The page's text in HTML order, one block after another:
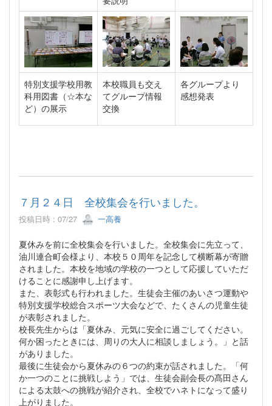
特別支援学校用教
科用図書（☆本な
ど）の展示
本校職員も交え
てグループ情報
交換
各グループより
感想発表
７月２４日 全校集会を行いました。
投稿日時 : 07/27 一高養
夏休みを前に全校集会を行いました。全校集会に先立って、
油川連合町会様より、本校５０周年を記念して横断幕が寄贈
されました。本校を地域の学校の一つとして応援していただ
けることに感謝申し上げます。
また、表彰式も行われました。生徒会主催のあいさつ運動や
特別支援学校総合スポーツ大会などで、たくさんの児童生徒
が表彰されました。
校長先生からは「夏休み、元気に安全に過ごしてください。
何か困ったときには、周りの大人に相談しましょう。」と話
がありました。
最後に生徒会から夏休みの６つの約束が話されました。「何
か一つのことに挑戦しよう」では、生徒会副会長の髙田さん
による太鼓への挑戦が紹介され、全校でハネトになって盛り
上がりました。